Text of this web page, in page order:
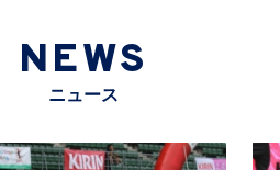
NEWS
ニュース